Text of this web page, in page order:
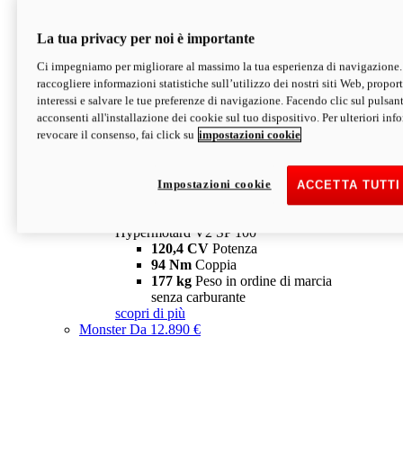
V2 SP
Hypermotard V2 SP
120,4 CVPotenza
94 NmCoppia
177 kgPeso in ordine di marcia
senza carburante
Depotenziata 35 kW: 18.890 € i
configura scopri di più
Hypermotard V2 SP 100
120,4 CV Potenza
94 Nm Coppia
177 kg Peso in ordine di marcia
senza carburante
scopri di più
MonsterDa 12.890 €
La tua privacy per noi è importante
Ci impegniamo per migliorare al massimo la tua esperienza di
raccogliere informazioni statistiche sull’utilizzo dei nostri siti Web,
interessi e salvare le tue preferenze di navigazione. Facendo clic sul
acconsenti all'installazione dei cookie sul tuo dispositivo. Per ulteriori
revocare il consenso, fai click su impostazioni cookie
ACCETTA
Impostazioni cookie